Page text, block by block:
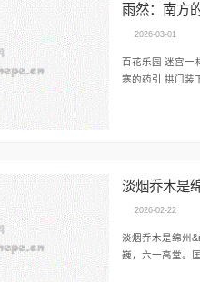
雨然：南方
2026-03-01
百花乐园 迷宫一样的枝头挂满阳光风不会轻易驶入两棵柏树保持蹦床的弹性，孩子的笑容才是治愈倒春
寒的药引 拱门装
淡烟乔木是
2026-02-22
淡烟乔木是绵州
巍，六一高堂。